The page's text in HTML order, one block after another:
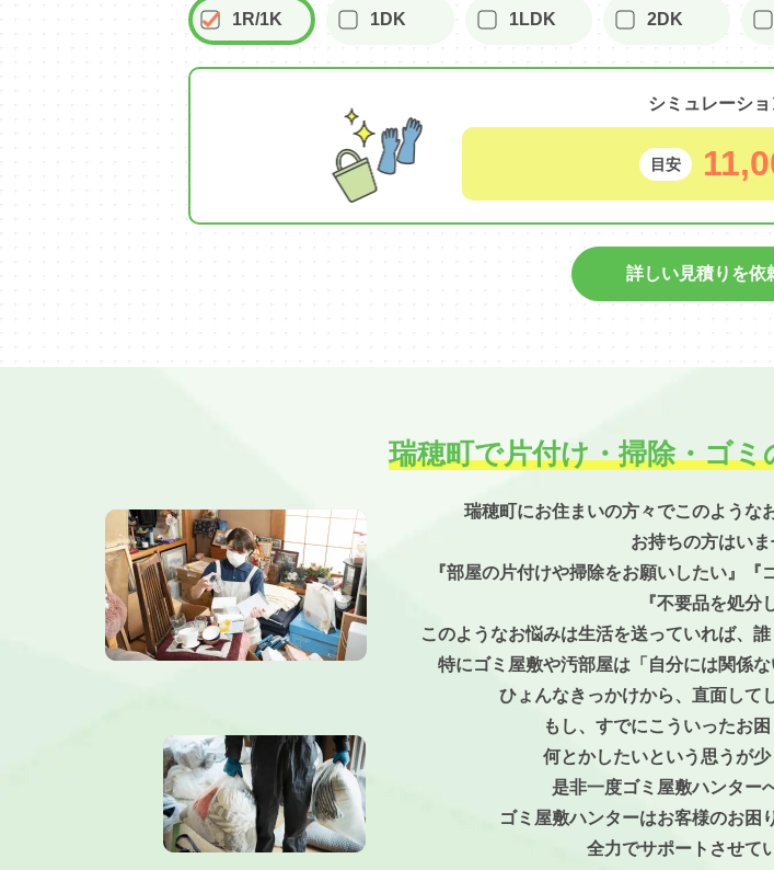
1R/1K 1DK 1LDK 2DK
シミュレーシ
目安
詳しい見積りを依
瑞穂町で片付け・掃除・ゴミ
瑞穂町にお住まいの方々でこのような
お持ちの方はいま
『部屋の片付けや掃除をお願いしたい』『
『不要品を処分
このようなお悩みは生活を送っていれば、
特にゴミ屋敷や汚部屋は「自分には関係
ひょんなきっかけから、直面して
もし、すでにこういったお困
何とかしたいという思うが少
是非一度ゴミ屋敷ハンター
ゴミ屋敷ハンターはお客様のお困
全力でサポートさせて